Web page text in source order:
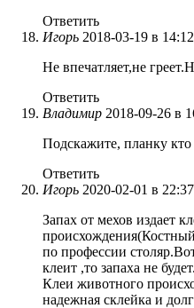
Ответить
Игорь 2018-03-19 в 14:12
Не впечатляет,не
Ответить
Владимир 2018-09-26 в
Подскажите, планку кто
Ответить
Игорь 2020-02-01 в 22:37
Запах от мехов издает
по профессии
клеит ,то запаха не
Клеи животного
надежная склейка и